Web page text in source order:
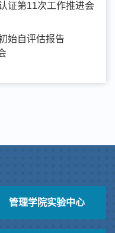
证第11次工作推进会
始自评估报告
管理学院实验中心